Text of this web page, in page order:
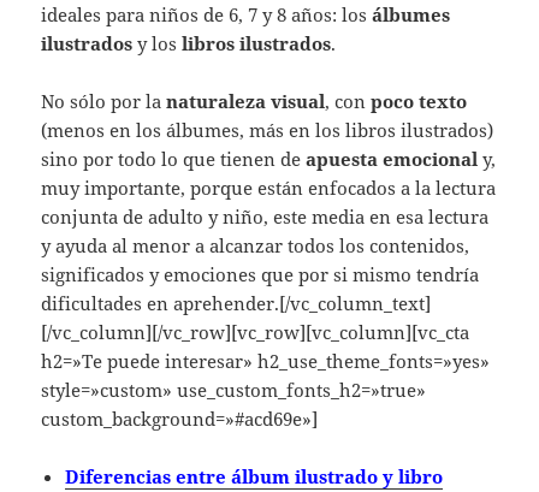
ideales para niños de 6, 7 y 8 años: losálbumes
ilustrados y loslibros ilustrados.
No sólo por lanaturaleza visual, conpoco texto
(menos en los álbumes, más en los libros ilustrados)
sino por todo lo que tienen deapuesta emocional y,
muy importante, porque están enfocados a la lectura
conjunta de adulto y niño, este media en esa lectura
y ayuda al menor a alcanzar todos los contenidos,
significados y emociones que por si mismo tendría
dificultades en aprehender.[/vc_column_text]
[/vc_column][/vc_row][vc_row][vc_column][vc_cta
h2=»Te puede interesar» h2_use_theme_fonts=»yes»
style=»custom» use_custom_fonts_h2=»true»
custom_background=»#acd69e»]
Diferencias entre álbum ilustrado y libro